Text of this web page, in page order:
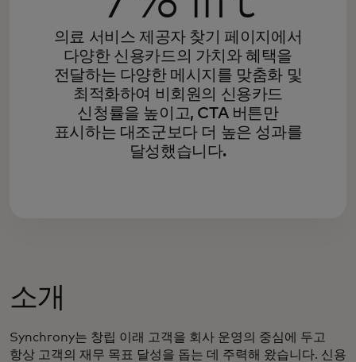
의료 서비스 제공자 찾기 페이지에서
다양한 신용카드의 가치와 혜택을
전달하는 다양한 메시지를 맞춤화 및
최적화하여 비회원의 신용카드
신청률을 높이고, CTA 버튼만
표시하는 대조군보다 더 높은 성과를
달성했습니다.
소개
Synchrony는 창립 이래 고객을 회사 운영의 중심에 두고
항상 고객의 재무 목표 달성을 돕는 데 주력해 왔습니다. 신용